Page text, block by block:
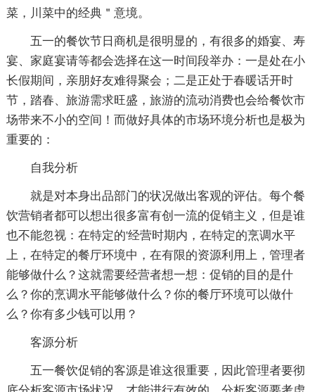
菜，川菜中的经典＂意境。
五一的餐饮节日商机是很明显的，有很多的婚宴、寿
宴、家庭宴请等都会选择在这一时间段举办：一是处在小
长假期间，亲朋好友难得聚会；二是正处于春暖话开时
节，踏春、旅游需求旺盛，旅游的流动消费也会给餐饮市
场带来不小的空间！而做好具体的市场环境分析也是极为
重要的：
自我分析
就是对本身出品部门的状况做出客观的评估。每个餐
饮营销者都可以想出很多富有创一流的促销主义，但是谁
也不能忽视：在特定的'经营时期内，在特定的烹调水平
上，在特定的餐厅环境中，在有限的资源利用上，管理者
能够做什么？这就需要经营者想一想：促销的目的是什
么？你的烹调水平能够做什么？你的餐厅环境可以做什
么？你有多少钱可以用？
客源分析
五一餐饮促销的客源是谁这很重要，因此管理者要彻